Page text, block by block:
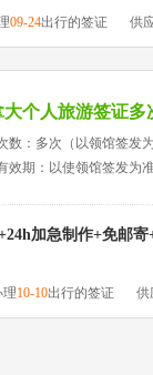
09-24出行的签证 供
大个人旅游签证多
数：多次（以领馆签发为
效期：以使领馆签发为
加急制作+免邮
理10-10出行的签证 供